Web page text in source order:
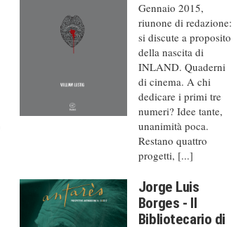
Gennaio 2015,
riunone di redazione:
si discute a proposito
della nascita di
INLAND. Quaderni
di cinema. A chi
dedicare i primi tre
numeri? Idee tante,
unanimità poca.
Restano quattro
progetti, [...]
Jorge Luis
Borges - Il
Bibliotecario di